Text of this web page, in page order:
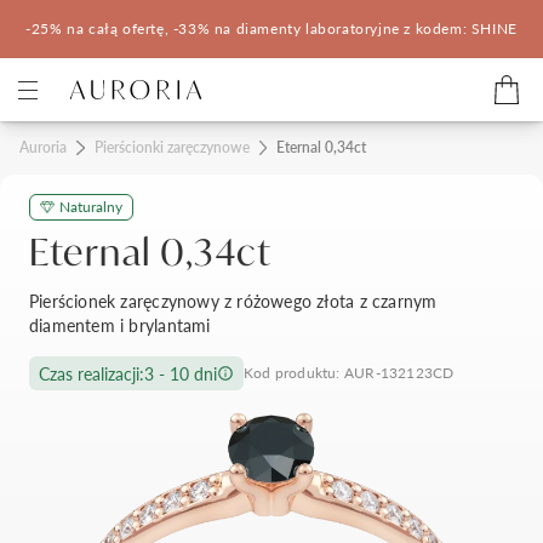
-25% na całą ofertę, -33% na diamenty laboratoryjne z kodem: SHINE
Kategorie
Pierścionki zaręczynowe
Pomocne
Konfigurator 3D
Salony Auroria
Salon Auroria Arkadia
Korzyści z zakupu
Auroria Pierścionki zaręczynowe Eternal 0,34ct
Naturalny
Eternal 0,34ct
Pierścionek zaręczynowy z różowego złota z czarnym
diamentem i brylantami
Czas realizacji:3 - 10 dni Kod produktu: AUR-132123CD